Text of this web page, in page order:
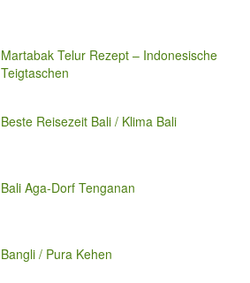
Martabak Telur Rezept – Indonesische
Teigtaschen
Beste Reisezeit Bali / Klima Bali
Bali Aga-Dorf Tenganan
Bangli / Pura Kehen